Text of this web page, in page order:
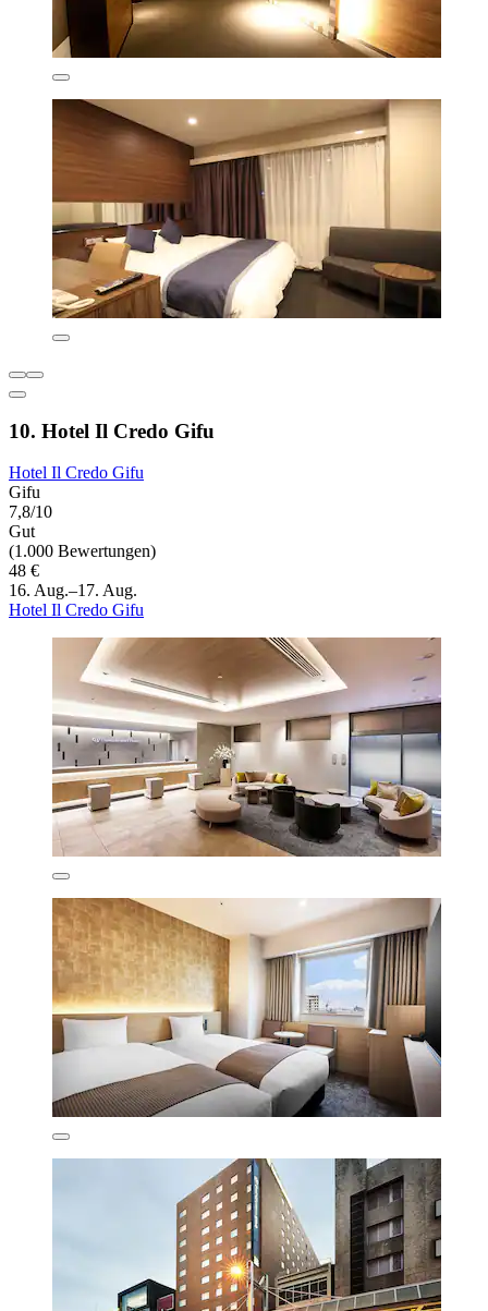
10. Hotel Il Credo Gifu
Hotel Il Credo Gifu
Gifu
7,8/10
Gut
(1.000 Bewertungen)
48 €
16. Aug.–17. Aug.
Hotel Il Credo Gifu